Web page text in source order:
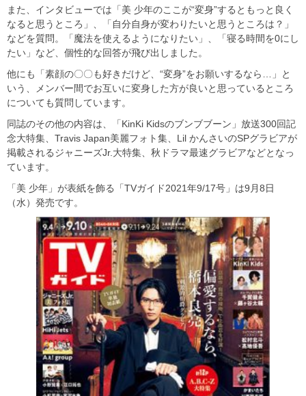
また、インタビューでは「美 少年のここが“変身”するともっと良く
なると思うところ」、「自分自身が変わりたいと思うところは？」
などを質問。「魔法を使えるようになりたい」、「寝る時間を0にし
たい」など、個性的な回答が飛び出しました。
他にも「素顔の〇〇も好きだけど、“変身”をお願いするなら…」と
いう、メンバー間でお互いに変身した方が良いと思っているところ
についても質問しています。
同誌のその他の内容は、「KinKi Kidsのブンブブーン」放送300回記
念大特集、Travis Japan美麗フォト集、Lil かんさいのSPグラビアが
掲載されるジャニーズJr.大特集、秋ドラマ最速グラビアなどとなっ
ています。
「美 少年」が表紙を飾る「TVガイド2021年9/17号」は9月8日
（水）発売です。